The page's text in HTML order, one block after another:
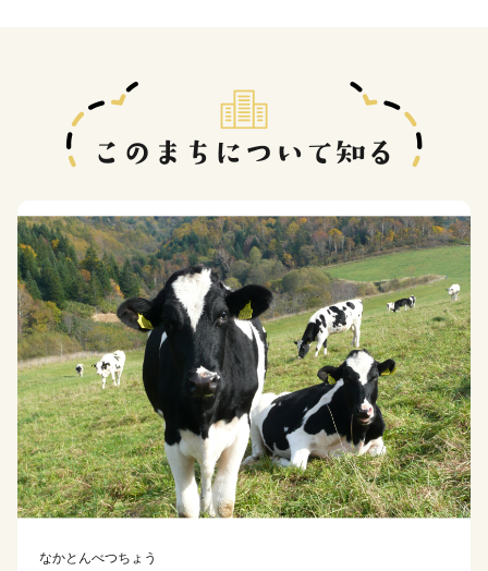
なかとんべつちょう